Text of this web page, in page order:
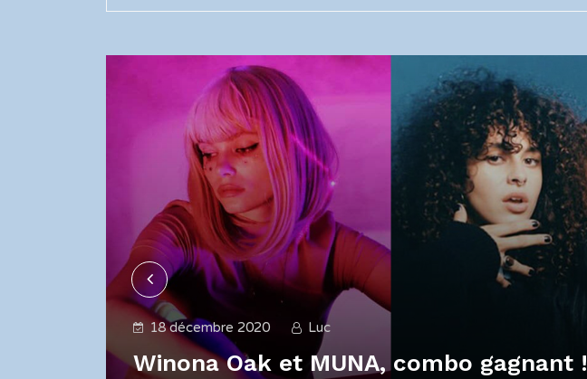
18 décembre 2020 Luc
Winona Oak et MUNA, combo gagnant !